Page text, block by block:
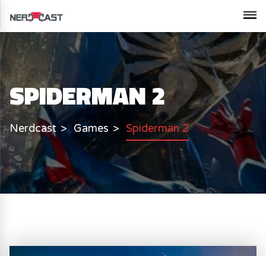
SPIDERMAN 2
Nerdcast Games Spiderman 2